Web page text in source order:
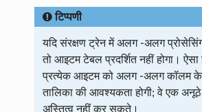
टिप्पणी
यदि संरक्षण ट्रेन में अलग -अलग
तो आइटम टेबल प्रदर्शित नहीं होगा।
प्रत्येक आइटम को अलग -अलग कॉलम
तालिका की आवश्यकता होगी; वे एक
अस्तित्व नहीं कर सकते।